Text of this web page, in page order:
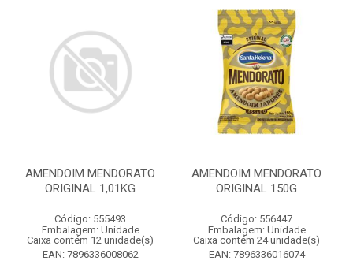
AMENDOIM MENDORATO
ORIGINAL 1,01KG
Código: 555493
Embalagem: Unidade
Caixa contém 12 unidade(s)
EAN: 7896336008062
AMENDOIM MENDORATO
ORIGINAL 150G
Código: 556447
Embalagem: Unidade
Caixa contém 24 unidade(s)
EAN: 7896336016074